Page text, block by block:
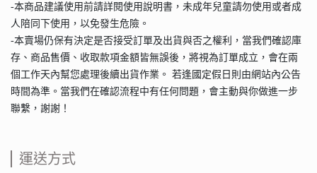
-本商品建議使用前請詳閱使用說明書，未成年兒童請勿使用或者成
人陪同下使用，以免發生危險。
-本賣場仍保有決定是否接受訂單及出貨與否之權利，當我們確認庫
存、商品售價、收取款項金額皆無誤後，將視為訂單成立，會在兩
個工作天內幫您處理後續出貨作業。 若逢國定假日則由網站內公告
時間為準。當我們在確認流程中有任何問題，會主動與你做進一步
聯繫，謝謝！
運送方式